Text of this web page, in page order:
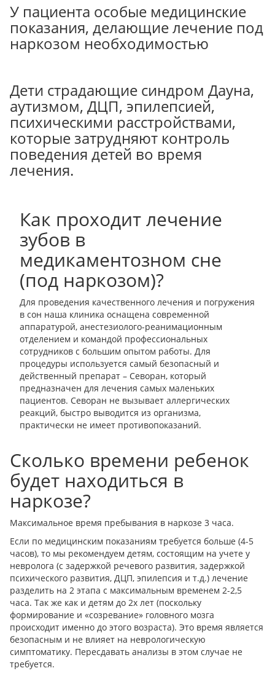
У пациента особые медицинские
показания, делающие лечение под
наркозом необходимостью
Дети страдающие синдром Дауна,
аутизмом, ДЦП, эпилепсией,
психическими расстройствами,
которые затрудняют контроль
поведения детей во время
лечения.
Как проходит лечение
зубов в
медикаментозном сне
(под наркозом)?
Для проведения качественного лечения и погружения
в сон наша клиника оснащена современной
аппаратурой, анестезиолого-реанимационным
отделением и командой профессиональных
сотрудников с большим опытом работы. Для
процедуры используется самый безопасный и
действенный препарат – Севоран, который
предназначен для лечения самых маленьких
пациентов. Севоран не вызывает аллергических
реакций, быстро выводится из организма,
практически не имеет противопоказаний.
Сколько времени ребенок
будет находиться в
наркозе?
Максимальное время пребывания в наркозе 3 часа.
Если по медицинским показаниям требуется больше (4-5
часов), то мы рекомендуем детям, состоящим на учете у
невролога (с задержкой речевого развития, задержкой
психического развития, ДЦП, эпилепсия и т.д.) лечение
разделить на 2 этапа с максимальным временем 2-2,5
часа. Так же как и детям до 2х лет (поскольку
формирование и «созревание» головного мозга
происходит именно до этого возраста). Это время является
безопасным и не влияет на неврологическую
симптоматику. Пересдавать анализы в этом случае не
требуется.